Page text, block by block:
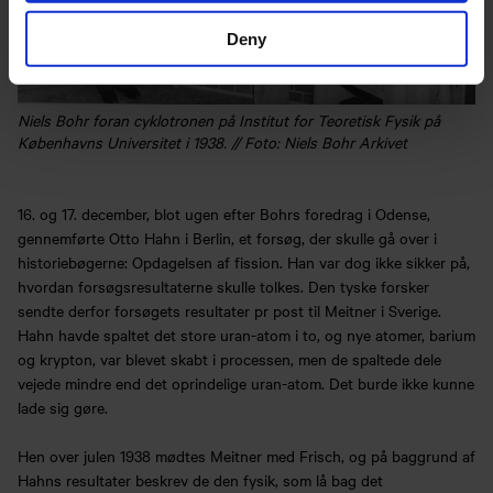
Deny
Niels Bohr foran cyklotronen på Institut for Teoretisk Fysik på
Københavns Universitet i 1938. // Foto: Niels Bohr Arkivet
16. og 17. december, blot ugen efter Bohrs foredrag i Odense,
gennemførte Otto Hahn i Berlin, et forsøg, der skulle gå over i
historiebøgerne: Opdagelsen af fission. Han var dog ikke sikker på,
hvordan forsøgsresultaterne skulle tolkes. Den tyske forsker
sendte derfor forsøgets resultater pr post til Meitner i Sverige.
Hahn havde spaltet det store uran-atom i to, og nye atomer, barium
og krypton, var blevet skabt i processen, men de spaltede dele
vejede mindre end det oprindelige uran-atom. Det burde ikke kunne
lade sig gøre.
Hen over julen 1938 mødtes Meitner med Frisch, og på baggrund af
Hahns resultater beskrev de den fysik, som lå bag det